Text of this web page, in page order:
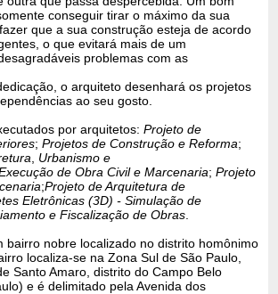
conseguir tirar o máximo da sua
que a sua construção esteja de acordo
o que evitará mais de um
problemas com as
o arquiteto desenhará os projetos
ao seu gosto.
por arquitetos:Projeto de
;Projetos de Construção e Reforma;
Urbanismo e
de Obra Civil e Marcenaria;Projeto
;Projeto de Arquitetura de
Eletrônicas (3D) - Simulação de
e Fiscalização de Obras
bairro nobre localizado no distrito homônimo
localiza-se na Zona Sul de São Paulo,
Santo Amaro, distrito do Campo Belo
e é delimitado pela Avenida dos